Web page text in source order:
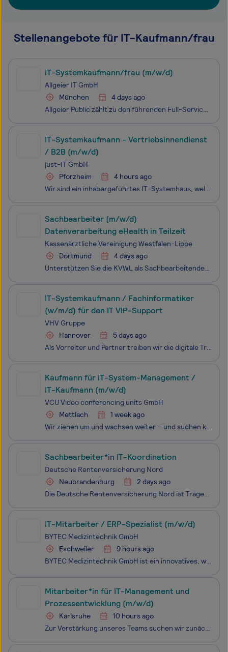
Stellenangebote für IT-Kaufmann/frau
IT-Systemkaufmann/frau (m/w/d)
Allgeier IT GmbH
München
4 days ago
Allgeier Public zählt zu den führenden Full-Service-Providern für Digitalisierungsprojekte der öffentlichen Verwaltungen in Deutschland. Unsere Teams mit rund 500 Kolleginnen und Kollegen gestalten den digitalen Wandel der Verwaltung und unterstützen unsere Kunden mit Fachkompetenz, Beratung und Lös
IT-Systemkaufmann - Vertriebsinnendienst
/ B2B (m/w/d)
just-IT GmbH
Pforzheim
4 hours ago
Wir sind ein inhabergeführtes IT-Systemhaus, welches eine umfassende und persönliche IT-Betreuung bietet. Unsere Kunden sind Selbständige, mittelständische und größere Unternehmen sowie öffentliche Einrichtungen aus den unterschiedlichsten Branchen mit bis zu 500 Arbeitsplätzen.Vom PC-Arbeitsplatz ü
Sachbearbeiter (m/w/d)
Datenverarbeitung eHealth in Teilzeit
Kassenärztliche Vereinigung Westfalen-Lippe
Dortmund
4 days ago
Unterstützen Sie die KVWL als Sachbearbeitender in unserem Geschäftsbereich IT & Digital Health unbefristet zum nächstmöglichen Termin in Teilzeit (20 Stunden / Woche). Zukunftsperspektive KVWL: kollegiales Miteinander, flexible Arbeitszeiten und attraktive Vergütung. Am Standort Dortmund unters
IT-Systemkaufmann / Fachinformatiker
(w/m/d) für den IT VIP-Support
VHV Gruppe
Hannover
5 days ago
Als Vorreiter und Partner treiben wir die digitale Transformation als Teil der VHV Gruppe voran. Als Experten der digitalen Welt kennen wir die Bedürfnisse der VHV Gruppe wie kein anderer IT-Dienstleister und sind stolz darauf, ein fester Bestandteil der VHV Gruppe zu sein.Bei uns in der VHV digital
Kaufmann für IT-System-Management /
IT-Kaufmann (m/w/d)
VCU Video conferencing units GmbH
Mettlach
1 week ago
Wir ziehen um und wachsen weiter – und suchen kompetente und engagierte Verstärkung für unser Team!Als IT-Dienstleister begleiten wir unsere Kunden von der ersten Beratung über die Angebotserstellung bis zur Umsetzung individueller IT-Lösungen. Zur Verstärkung unseres Teams suchen wir einen kaufmänn
Sachbearbeiter*in IT-Koordination
Deutsche Rentenversicherung Nord
Neubrandenburg
2 days ago
Die Deutsche Rentenversicherung Nord ist Trägerin der gesetzlichen Rentenversicherung in den Bundesländern Schleswig-Holstein, Hamburg und Mecklenburg-Vorpommern mit Sitz in Lübeck und Standorten in Hamburg und Neubrandenburg. Mit fast 3.000 Mitarbeiter*innen erbringen wir unser breites Leistungs- u
IT-Mitarbeiter / ERP-Spezialist (m/w/d)
BYTEC Medizintechnik GmbH
Eschweiler
9 hours ago
BYTEC Medizintechnik GmbH ist ein innovatives, wachsendes Unternehmen mit Sitz in Eschweiler und erfolgreich in der Entwicklung und Produktion von Hightech-Medizinprodukten für die Chirurgie, Therapie und Diagnostik tätig. Bei der breit gefächerten Produktentwicklung unterstützen wir unsere Kunden f
Mitarbeiter*in für IT-Management und
Prozessentwicklung (m/w/d)
Karlsruhe
10 hours ago
Zur Verstärkung unseres Teams suchen wir zunächst für zwei Jahre nächstmöglich in Teilzeit 50 % (19,75 Std./W.) eine/n Mitarbeiter*in für